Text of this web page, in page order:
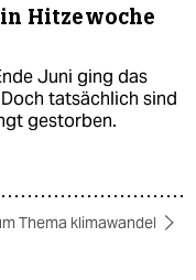
Hitzewoche
Juni ging das
tatsächlich sind
gestorben.
Thema klimawandel